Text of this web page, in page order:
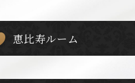
恵比寿ルーム